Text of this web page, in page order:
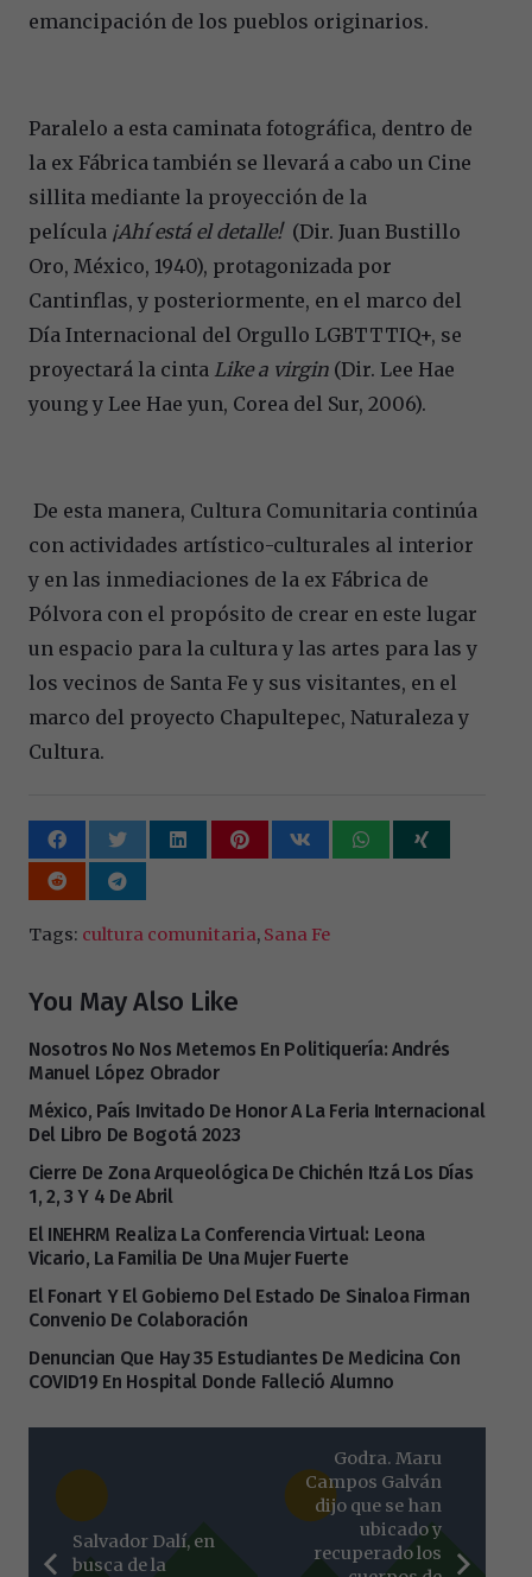
emancipación de los pueblos originarios.
Paralelo a esta caminata fotográfica, dentro de
la ex Fábrica también se llevará a cabo un Cine
sillita mediante la proyección de la
película ¡Ahí está el detalle!(Dir. Juan Bustillo
Oro, México, 1940), protagonizada por
Cantinflas, y posteriormente, en el marco del
Día Internacional del Orgullo LGBTTTIQ+, se
proyectará la cinta Like a virgin (Dir. Lee Hae
young y Lee Hae yun, Corea del Sur, 2006).
De esta manera, Cultura Comunitaria continúa
con actividades artístico-culturales al interior
y en las inmediaciones de la ex Fábrica de
Pólvora con el propósito de crear en este lugar
un espacio para la cultura y las artes para las y
los vecinos de Santa Fe y sus visitantes, en el
marco del proyecto Chapultepec, Naturaleza y
Cultura.
Tags: cultura comunitaria, Sana Fe
You May Also Like
Nosotros No Nos Metemos En Politiquería: Andrés
Manuel López Obrador
México, País Invitado De Honor A La Feria Internacional
Del Libro De Bogotá 2023
Cierre De Zona Arqueológica De Chichén Itzá Los Días
1, 2, 3 Y 4 De Abril
El INEHRM Realiza La Conferencia Virtual: Leona
Vicario, La Familia De Una Mujer Fuerte
El Fonart Y El Gobierno Del Estado De Sinaloa Firman
Convenio De Colaboración
Denuncian Que Hay 35 Estudiantes De Medicina Con
COVID19 En Hospital Donde Falleció Alumno
Salvador Dalí, en
busca de la
Godra. Maru
Campos Galván
dijo que se han
ubicado y
recuperado los